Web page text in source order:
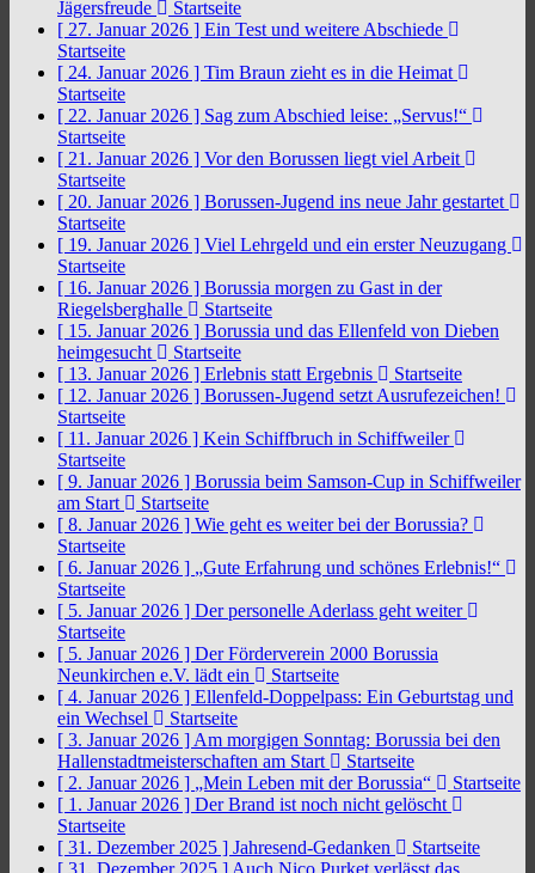
Jägersfreude
Startseite
[ 27. Januar 2026 ] Ein Test und weitere Abschiede
Startseite
[ 24. Januar 2026 ] Tim Braun zieht es in die Heimat
Startseite
[ 22. Januar 2026 ] Sag zum Abschied leise: „Servus!“
Startseite
[ 21. Januar 2026 ] Vor den Borussen liegt viel Arbeit
Startseite
[ 20. Januar 2026 ] Borussen-Jugend ins neue Jahr gestartet
Startseite
[ 19. Januar 2026 ] Viel Lehrgeld und ein erster Neuzugang
Startseite
[ 16. Januar 2026 ] Borussia morgen zu Gast in der
Riegelsberghalle
Startseite
[ 15. Januar 2026 ] Borussia und das Ellenfeld von Dieben
heimgesucht
Startseite
[ 13. Januar 2026 ] Erlebnis statt Ergebnis
Startseite
[ 12. Januar 2026 ] Borussen-Jugend setzt Ausrufezeichen!
Startseite
[ 11. Januar 2026 ] Kein Schiffbruch in Schiffweiler
Startseite
[ 9. Januar 2026 ] Borussia beim Samson-Cup in Schiffweiler
am Start
Startseite
[ 8. Januar 2026 ] Wie geht es weiter bei der Borussia?
Startseite
[ 6. Januar 2026 ] „Gute Erfahrung und schönes Erlebnis!“
Startseite
[ 5. Januar 2026 ] Der personelle Aderlass geht weiter
Startseite
[ 5. Januar 2026 ] Der Förderverein 2000 Borussia
Neunkirchen e.V. lädt ein
Startseite
[ 4. Januar 2026 ] Ellenfeld-Doppelpass: Ein Geburtstag und
ein Wechsel
Startseite
[ 3. Januar 2026 ] Am morgigen Sonntag: Borussia bei den
Hallenstadtmeisterschaften am Start
Startseite
[ 2. Januar 2026 ] „Mein Leben mit der Borussia“
Startseite
[ 1. Januar 2026 ] Der Brand ist noch nicht gelöscht
Startseite
[ 31. Dezember 2025 ] Jahresend-Gedanken
Startseite
[ 31. Dezember 2025 ] Auch Nico Purket verlässt das